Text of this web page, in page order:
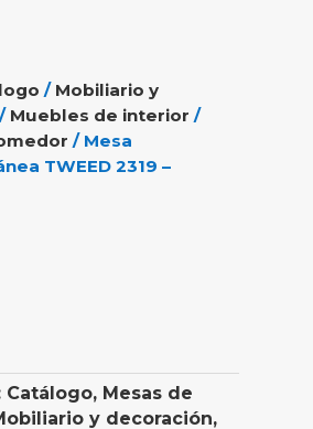
/ Mobiliario y
/ Muebles de interior /
/ Mesa
TWEED 2319 –
Catálogo, Mesas de
y decoración,